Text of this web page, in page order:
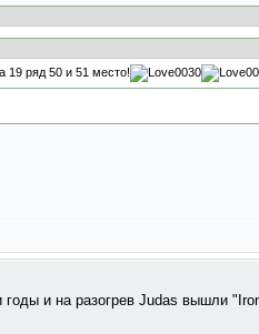
19 ряд 50 и 51 место!
и на разогрев Judas вышли